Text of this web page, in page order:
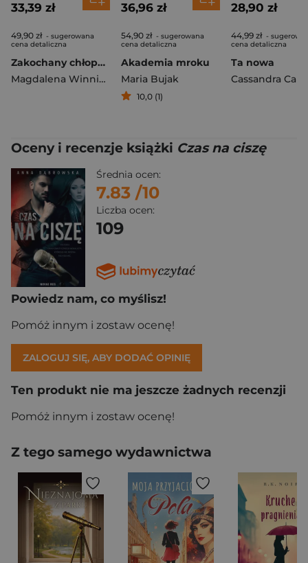
33,39 zł
49,90 zł - sugerowana
cena detaliczna
Zakochany chłopak od trzech atlasów
Magdalena Winnicka
36,96 zł
54,90 zł - sugerowana
cena detaliczna
Akademia mroku
Maria Bujak
10,0 (1)
28,90 zł
44,99 zł -
cena detaliczna
Ta nowa
Cassandra Calin
Oceny i recenzje książki Czas na ciszę
Średnia ocen:
7.83 /10
Liczba ocen:
109
Powiedz nam, co myślisz!
Pomóż innym i zostaw ocenę!
ZALOGUJ SIĘ, ABY DODAĆ OPINIĘ
Ten produkt nie ma jeszcze żadnych recenzji
Pomóż innym i zostaw ocenę!
Z tego samego wydawnictwa